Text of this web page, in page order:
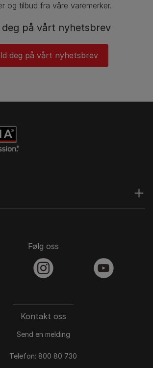
og tilbud fra våre varemerker.
deg på vårt nyhetsbrev
deg på vårt nyhetsbrev
Kontakt oss
Send en melding
Telefon: 800 80 730
Følg oss
instagram youtube